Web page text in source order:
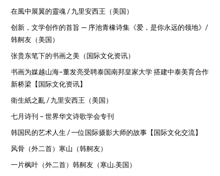
在風中展翼的靈魂 / 九里安西王（美国）
创新，文学创作的首旨 — 序池青橡诗集《爱，是你永远的领地》/
韩舸友（美国）
张贵东笔下的书画之美（国际文化资讯）
书画为媒越山海–董发亮受聘泰国南邦皇家大学 搭建中泰美育合作
新桥梁【国际文化资讯】
衛生紙之亂 / 九里安西王（美国）
七月诗刊 – 世界华文诗歌学会专刊
韩国民的艺术人生 / 一位国际摄影大师的故事【国际文化交流】
风骨（外二首）寒山（韩舸友）
一片枫叶（外二首）韩舸友（寒山.美国）